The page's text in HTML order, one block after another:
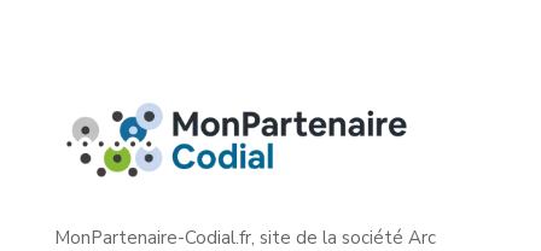
MonPartenaire-Codial.fr, site de la société Arc